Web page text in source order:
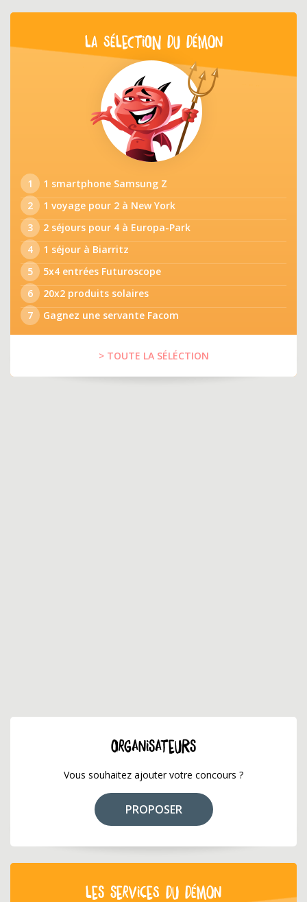
LA SÉLECTION DU DÉMON
1
1 smartphone Samsung Z
2
1 voyage pour 2 à New York
3
2 séjours pour 4 à Europa-Park
4
1 séjour à Biarritz
5
5x4 entrées Futuroscope
6
20x2 produits solaires
7
Gagnez une servante Facom
> TOUTE LA SÉLÉCTION
ORGANISATEURS
Vous souhaitez ajouter votre concours ?
PROPOSER
LES SERVICES DU DÉMON